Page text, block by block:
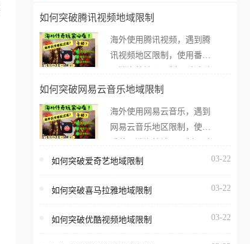
如何突破腾讯视频地域限制
海外使用腾讯视频，遇到腾
讯视频地区限制，使用番茄
外打开腾讯视频，却突然弹
地区无法播放”的提示语。
海外用户如香港、澳门、台
亚、欧洲等国家和地区时，
台一样，出现地区及版权限
地区播放。 遇到这个问题的
如何突破网易云音乐地域限制
海外使用网易云音乐，遇到
网易云音乐地区限制，使用
在海外打开网易云音乐，却
所在的地区无法播放”的提示
门、台湾、美国、加拿大、
如何突破爱奇艺地域限制 03-22
如何突破喜马拉雅地域限制 03-22
如何突破优酷视频地域限制 03-22